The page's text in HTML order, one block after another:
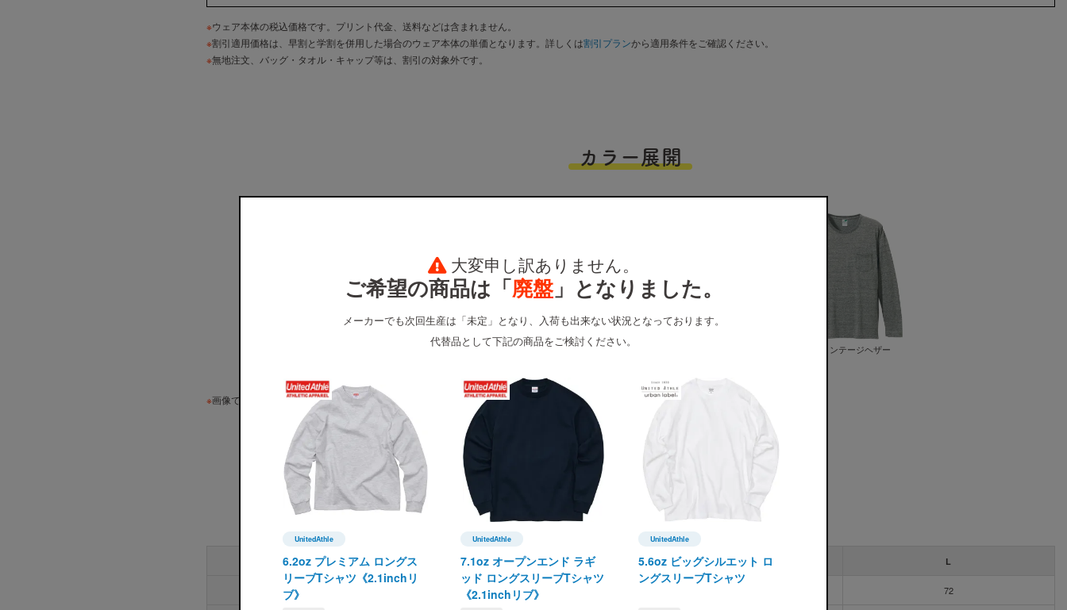
※ウェア本体の税込価格です。プリント代金、送料などは含まれません。
※割引適用価格は、早割と学割を併用した場合のウェア本体の単価となります。詳しくは割引プランから適用条件をご確認ください。
※無地注文、バッグ・タオル・キャップ等は、割引の対象外です。
カラー展開
002 ブラック 191 バニラホワイト 599 ヴィンテージヘザー
※画像ですので実際の色味とは若干の誤差が生じます。ご了承ください。
サイズ展開
サイズ S M L
66 72
大変申し訳ありません。
ご希望の商品は「廃盤」となりました。
メーカーでも次回生産は「未定」となり、入荷も出来ない状況となっております。
代替品として下記の商品をご検討ください。
UnitedAthle
UnitedAthle(ユナイテッドアスレ)
6.2oz プレミアム ロングス
リーブTシャツ《2.1inchリ
ブ》
UnitedAthle
UnitedAthle(ユナイテッドアスレ)
7.1oz オープンエンド ラギ
ッド ロングスリーブTシャツ
《2.1inchリブ》
UnitedAthle
UnitedAthle(ユナイテッドアスレ)
5.6oz ビッグシルエット ロ
ングスリーブTシャツ